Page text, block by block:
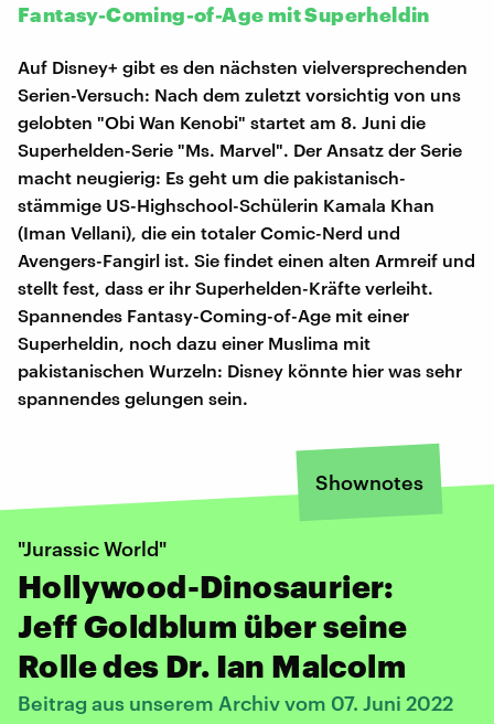
Fantasy-Coming-of-Age mit Superheldin
Auf Disney+ gibt es den nächsten vielversprechenden
Serien-Versuch: Nach dem zuletzt vorsichtig von uns
gelobten "Obi Wan Kenobi" startet am 8. Juni die
Superhelden-Serie "Ms. Marvel". Der Ansatz der Serie
macht neugierig: Es geht um die pakistanisch-
stämmige US-Highschool-Schülerin Kamala Khan
(Iman Vellani), die ein totaler Comic-Nerd und
Avengers-Fangirl ist. Sie findet einen alten Armreif und
stellt fest, dass er ihr Superhelden-Kräfte verleiht.
Spannendes Fantasy-Coming-of-Age mit einer
Superheldin, noch dazu einer Muslima mit
pakistanischen Wurzeln: Disney könnte hier was sehr
spannendes gelungen sein.
Shownotes
"Jurassic World"
Hollywood-Dinosaurier:
Jeff Goldblum über seine
Rolle des Dr. Ian Malcolm
Beitrag aus unserem Archiv vom 07. Juni 2022